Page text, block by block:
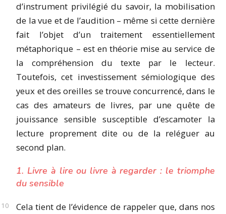
d’instrument privilégié du savoir, la mobilisation
de la vue et de l’audition – même si cette dernière
fait l’objet d’un traitement essentiellement
métaphorique – est en théorie mise au service de
la compréhension du texte par le lecteur.
Toutefois, cet investissement sémiologique des
yeux et des oreilles se trouve concurrencé, dans le
cas des amateurs de livres, par une quête de
jouissance sensible susceptible d’escamoter la
lecture proprement dite ou de la reléguer au
second plan.
1. Livre à lire ou livre à regarder : le triomphe
du sensible
Cela tient de l’évidence de rappeler que, dans nos